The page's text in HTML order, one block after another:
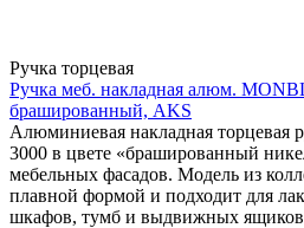
Ручка торцевая
Ручка меб. накладная алюм.
брашированный, AKS
Алюминиевая накладная
3000 в цвете «брашированный
мебельных фасадов. Модель из
плавной формой и подходит для
шкафов, тумб и выдвижных